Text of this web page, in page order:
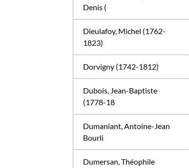
Denis (
Dieulafoy, Michel (1762-
1823)
Dorvigny (1742-1812)
Dubois, Jean-Baptiste
(1778-18
Dumaniant, Antoine-Jean
Bourli
Dumersan, Théophile